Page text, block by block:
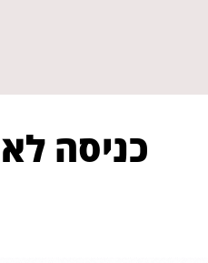
כניסה